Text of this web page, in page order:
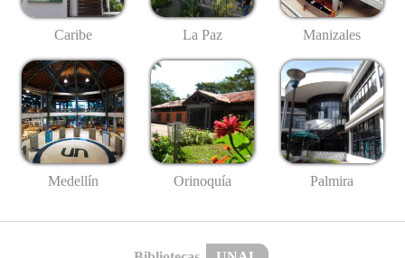
Caribe La Paz Manizales
Medellín Orinoquía Palmira